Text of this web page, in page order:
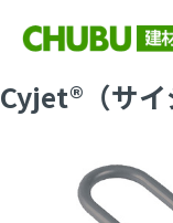
Cyjet®（サ